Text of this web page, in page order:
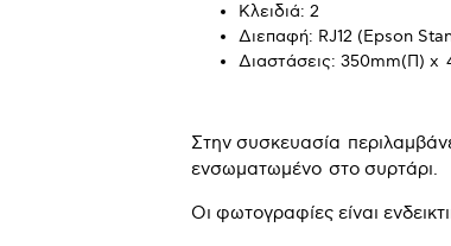
Κλειδιά: 2
Διεπαφή: RJ12 (Epson
Διαστάσεις: 350mm(Π)
Στην συσκευασία
ενσωματωμένο στο συρτάρι.
Οι φωτογραφίες είναι